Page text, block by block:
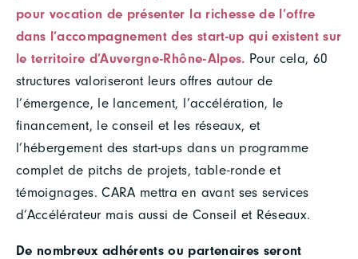
pour vocation de présenter la richesse de l’offre
dans l’accompagnement des start-up qui existent sur
le territoire d’Auvergne-Rhône-Alpes. Pour cela, 60
structures valoriseront leurs offres autour de
l’émergence, le lancement, l’accélération, le
financement, le conseil et les réseaux, et
l’hébergement des start-ups dans un programme
complet de pitchs de projets, table-ronde et
témoignages. CARA mettra en avant ses services
d’Accélérateur mais aussi de Conseil et Réseaux.
De nombreux adhérents ou partenaires seront